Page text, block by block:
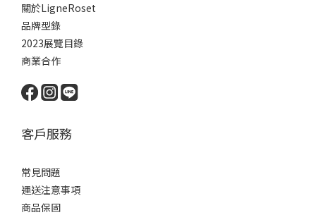
關於LigneRoset
品牌型錄
2023展覽目錄
商業合作
客戶服務
常見問題
運送注意事項
商品保固